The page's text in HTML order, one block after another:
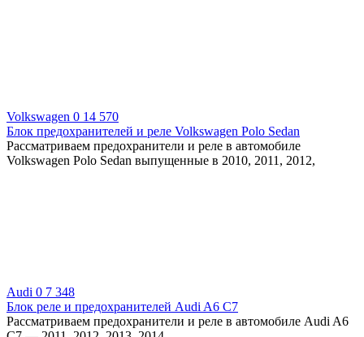
Volkswagen 0 14 570
Блок предохранителей и реле Volkswagen Polo Sedan
Рассматриваем предохранители и реле в автомобиле
Volkswagen Polo Sedan выпущенные в 2010, 2011, 2012,
Audi 0 7 348
Блок реле и предохранителей Audi A6 C7
Рассматриваем предохранители и реле в автомобиле Audi A6